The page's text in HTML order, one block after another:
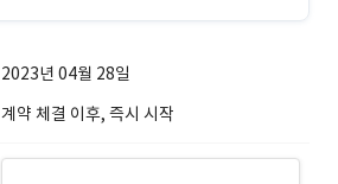
2023년 04월 28일
계약 체결 이후, 즉시 시작